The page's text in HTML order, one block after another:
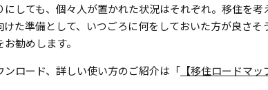
しても、個々人が置かれた状況はそれぞれ。移住を
けた準備として、いつごろに何をしておいた方が良さ
勧めします。
ロード、詳しい使い方のご紹介は「 【移住ロードマ